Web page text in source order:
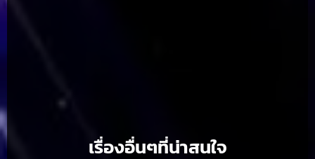
เรื่องอื่นๆที่น่าสนใจ